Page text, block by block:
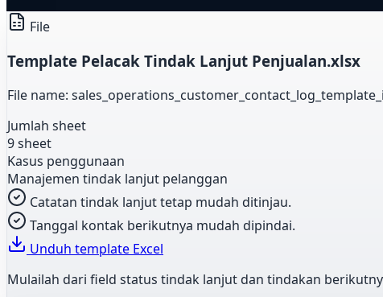
File
Template Pelacak Tindak Lanjut Penjualan.xlsx
File name:
Jumlah sheet
9 sheet
Kasus penggunaan
Manajemen tindak lanjut pelanggan
Catatan tindak lanjut tetap mudah ditinjau.
Tanggal kontak berikutnya mudah dipindai.
Unduh template Excel
Mulailah dari field status tindak lanjut dan tindakan